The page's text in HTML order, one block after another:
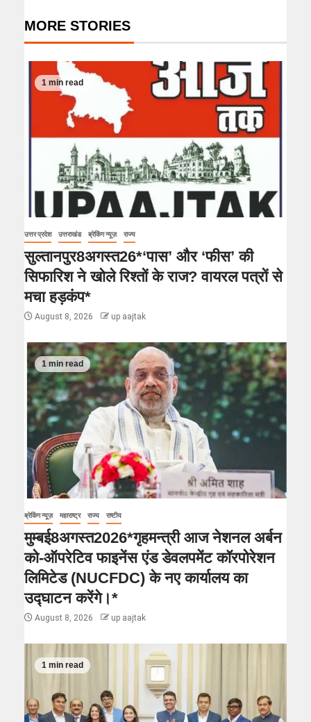
MORE STORIES
1 min read
उत्तर प्रदेश उत्तराखंड ब्रेकिंग न्यूज़ राज्य
सुल्तानपुर8अगस्त26*‘पास’ और ‘फीस’ की
सिफारिश ने खोले रिश्तों के राज? वायरल पत्रों से
मचा हड़कंप*
August 8, 2026 up aajtak
1 min read
ब्रेकिंग न्यूज़ महाराष्ट्र राज्य राष्टीय
मुम्बई8अगस्त2026*गृहमन्त्री आज नेशनल अर्बन
को-ऑपरेटिव फाइनेंस एंड डेवलपमेंट कॉरपोरेशन
लिमिटेड (NUCFDC) के नए कार्यालय का
उद्घाटन करेंगे।*
August 8, 2026 up aajtak
1 min read